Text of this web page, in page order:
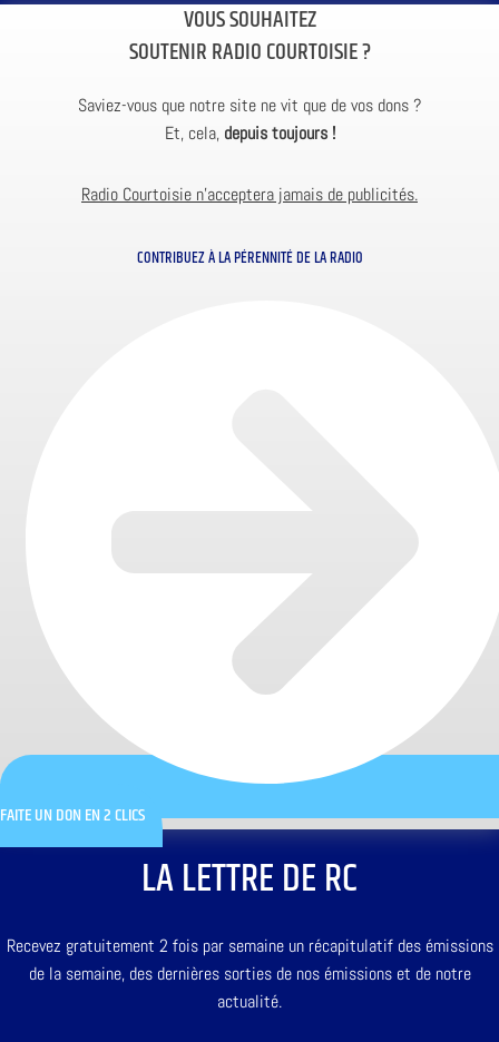
VOUS SOUHAITEZ
SOUTENIR RADIO COURTOISIE ?
Saviez-vous que notre site ne vit que de vos dons ?
Et, cela, depuis toujours !
Radio Courtoisie n’acceptera jamais de publicités.
CONTRIBUEZ À LA PÉRENNITÉ DE LA RADIO
FAITE UN DON EN 2 CLICS
LA LETTRE DE RC
Recevez gratuitement 2 fois par semaine un récapitulatif des émissions
de la semaine, des dernières sorties de nos émissions et de notre
actualité.